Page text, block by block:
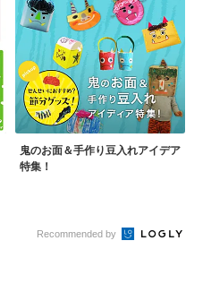
鬼のお面＆手作り豆入れアイデア
特集！
Recommended by